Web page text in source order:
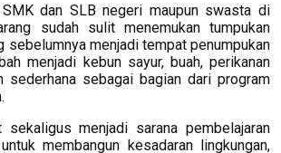
dan SLB negeri maupun swasta di
sudah sulit menemukan tumpukan
sebelumnya menjadi tempat penumpukan
menjadi kebun sayur, buah, perikanan
sederhana sebagai bagian dari program
sekaligus menjadi sarana pembelajaran
membangun kesadaran lingkungan,